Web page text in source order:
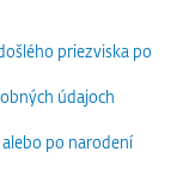
priezviska po
údajoch
po narodení